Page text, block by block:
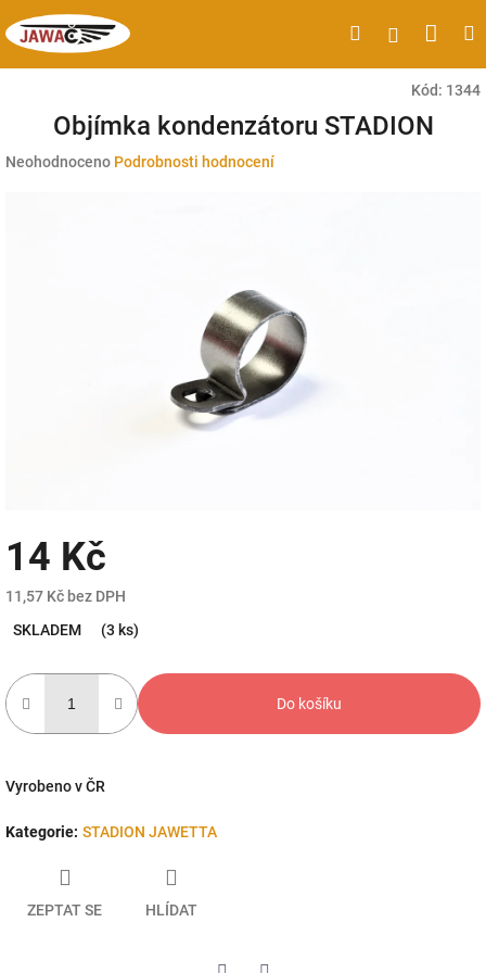
na
obsah
HledatPřihlášení
Kód: 1344
Objímka kondenzátoru STADION
Průměrné
Neohodnoceno Podrobnosti hodnocení
14 Kč
11,57 Kč bez DPH
cena:
SKLADEM (3 ks)
Do košíku
Vyrobeno v ČR
Kategorie: STADION JAWETTA
ZEPTAT SE HLÍDAT